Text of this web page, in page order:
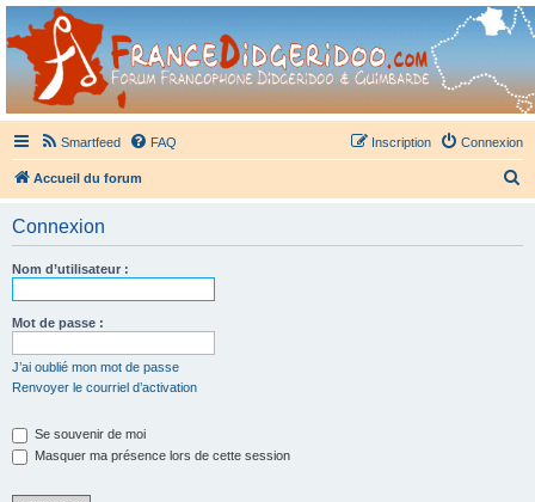
France Didgeridoo
Didgeridoo et Guimbarde sur France Didgeridoo - retrouvez la communauté.
Smartfeed FAQ Connexion
Inscription
Accueil du forum
Connexion
Nom d’utilisateur :
Mot de passe :
J’ai oublié mon mot de passe
Renvoyer le courriel d’activation
Se souvenir de moi
Masquer ma présence lors de cette session